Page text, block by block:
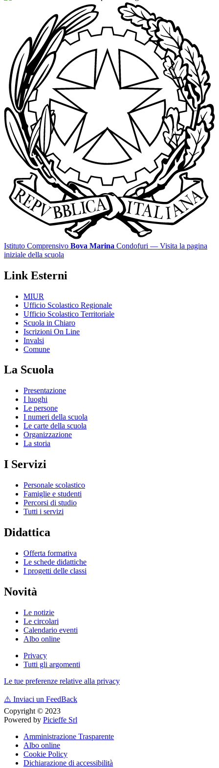
Istituto Comprensivo Bova Marina Condofuri — Visita la pagina
iniziale della scuola
Link Esterni
MIUR
Ufficio Scolastico Regionale
Ufficio Scolastico Territoriale
Scuola in Chiaro
Iscrizioni On Line
Invalsi
Comune
La Scuola
Presentazione
I luoghi
Le persone
I numeri della scuola
Le carte della scuola
Organizzazione
La storia
I Servizi
Personale scolastico
Famiglie e studenti
Percorsi di studio
Tutti i servizi
Didattica
Offerta formativa
Le schede didattiche
I progetti delle classi
Novità
Le notizie
Le circolari
Calendario eventi
Albo online
Privacy
Tutti gli argomenti
Le tue preferenze relative alla privacy
⚠️ Inviaci un FeedBack
Copyright © 2023
Powered by Picieffe Srl
Amministrazione Trasparente
Albo online
Cookie Policy
Dichiarazione di accessibilità